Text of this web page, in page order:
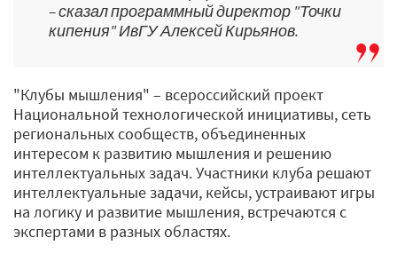
– сказал программный директор "Точки
кипения" ИвГУ Алексей Кирьянов.
"Клубы мышления" – всероссийский проект
Национальной технологической инициативы, сеть
региональных сообществ, объединенных
интересом к развитию мышления и решению
интеллектуальных задач. Участники клуба решают
интеллектуальные задачи, кейсы, устраивают игры
на логику и развитие мышления, встречаются с
экспертами в разных областях.